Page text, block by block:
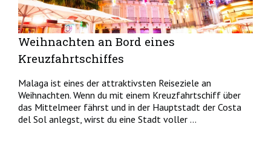
Weihnachten an Bord eines
Kreuzfahrtschiffes
Malaga ist eines der attraktivsten Reiseziele an
Weihnachten. Wenn du mit einem Kreuzfahrtschiff über
das Mittelmeer fährst und in der Hauptstadt der Costa
del Sol anlegst, wirst du eine Stadt voller ...